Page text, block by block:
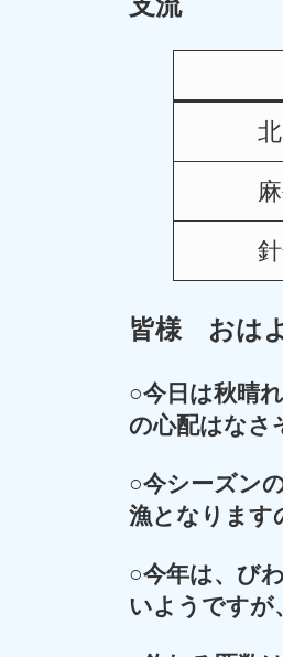
皆様 おは
○今日は秋晴
の心配はなさ
○今シーズン
漁となります
○今年は、び
いようですが